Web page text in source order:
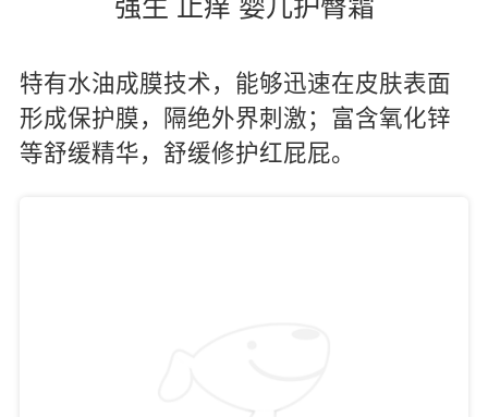
强生 止痒 婴儿护臀霜
特有水油成膜技术，能够迅速在皮肤表面
形成保护膜，隔绝外界刺激；富含氧化锌
等舒缓精华，舒缓修护红屁屁。